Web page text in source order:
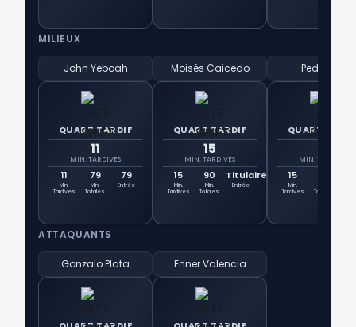
MILIEUX
John Yeboah
QUART TARDIF
11
MIN. TARDIVES
11
Min.
Tardives
79
Min.
Totales
79
Entrée
Moisés Caicedo
QUART TARDIF
15
MIN. TARDIVES
15
Min.
Tardives
90
Min.
Totales
Titulaire
Entrée
Pedro Vite
QUART
MIN. TARDIVES
15
Min.
Tardives
Totales
ATTAQUANTS
Gonzalo Plata Enner Valencia